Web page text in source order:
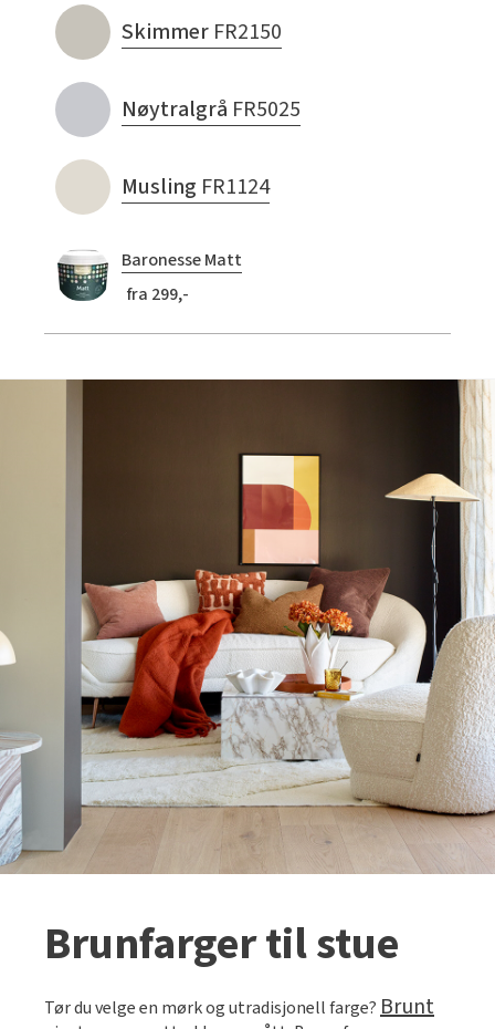
Skimmer FR2150
Nøytralgrå FR5025
Musling FR1124
Baronesse Matt
fra 299,-
Brunfarger til stue
Tør du velge en mørk og utradisjonell farge?Brunt